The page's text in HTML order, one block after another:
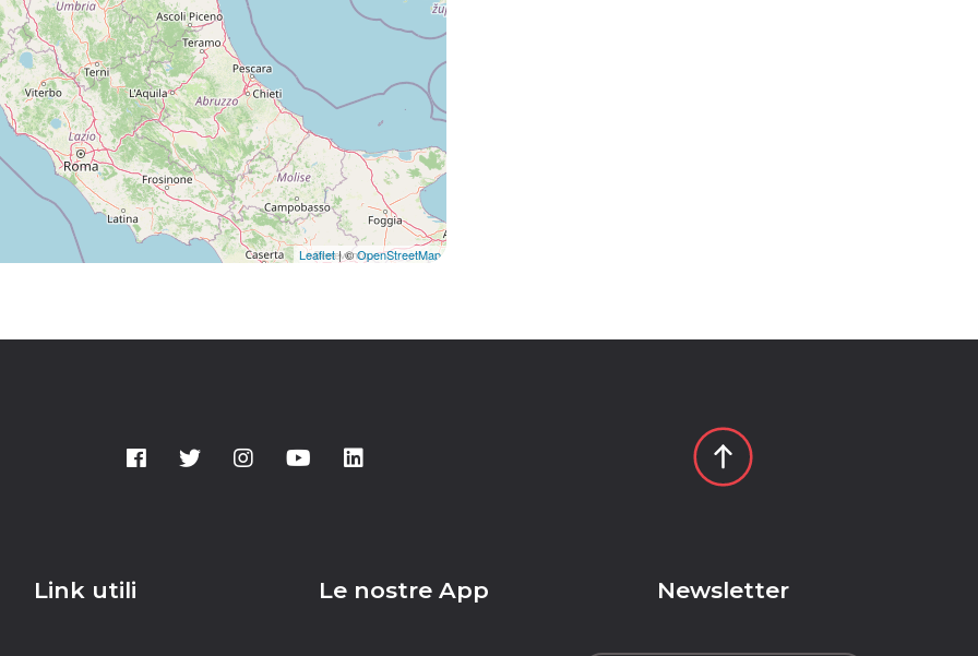
Leaflet| ©OpenStreetMap
Link utili Le nostre App Newsletter